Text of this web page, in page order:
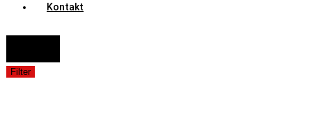
Kontakt
Filter